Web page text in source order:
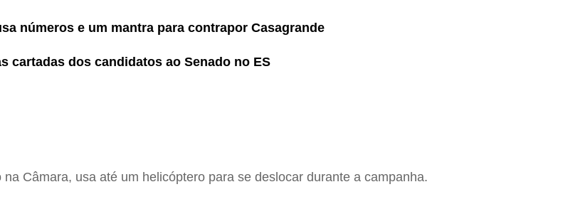
números e um mantra para contrapor Casagrande
cartadas dos candidatos ao Senado no ES
Câmara, usa até um helicóptero para se deslocar durante a campanha.